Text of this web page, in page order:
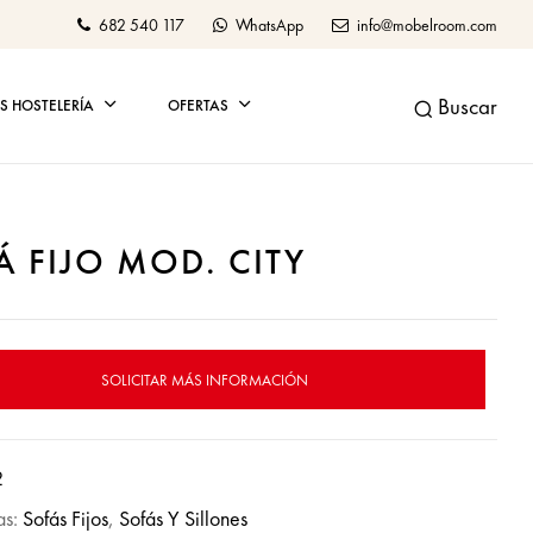
682 540 117 WhatsApp info@mobelroom.com
HOSTELERÍA OFERTAS Buscar
FIJO MOD. CITY
SOLICITAR MÁS INFORMACIÓN
Sofás Fijos, Sofás Y Sillones